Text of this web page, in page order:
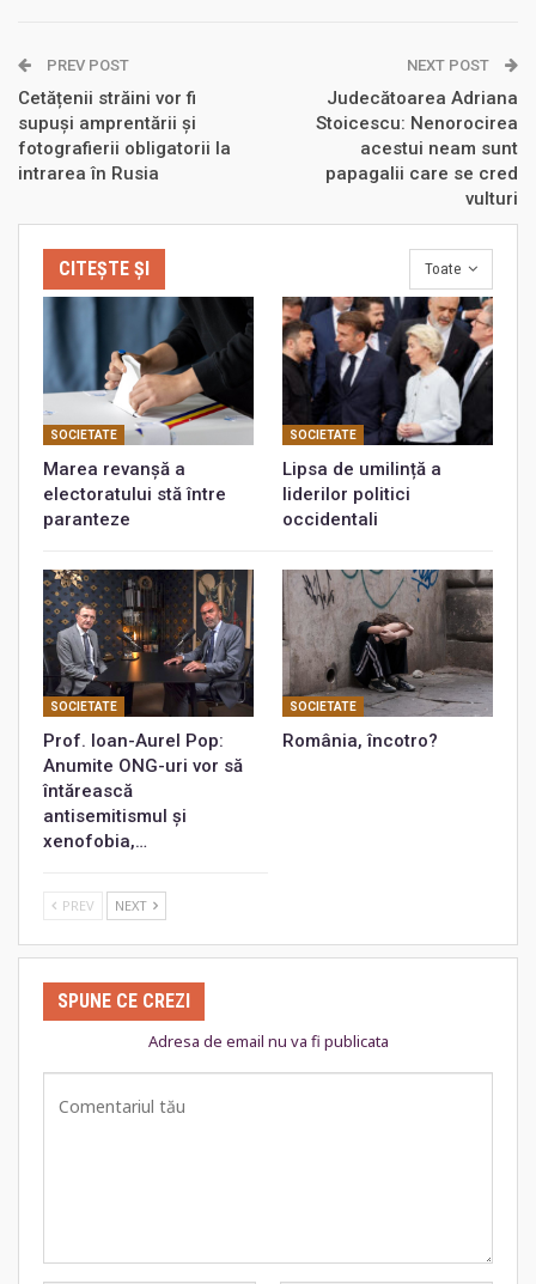
PREV POST
Cetățenii străini vor fi
supuși amprentării și
fotografierii obligatorii la
intrarea în Rusia
NEXT POST
Judecătoarea Adriana
Stoicescu: Nenorocirea
acestui neam sunt
papagalii care se cred
vulturi
Toate
CITEȘTE ȘI
SOCIETATE
Marea revanșă a
electoratului stă între
paranteze
SOCIETATE
Lipsa de umilință a
liderilor politici
occidentali
SOCIETATE
Prof. Ioan-Aurel Pop:
Anumite ONG-uri vor să
întărească
antisemitismul și
xenofobia,…
SOCIETATE
România, încotro?
PREV NEXT
SPUNE CE CREZI
Adresa de email nu va fi publicata